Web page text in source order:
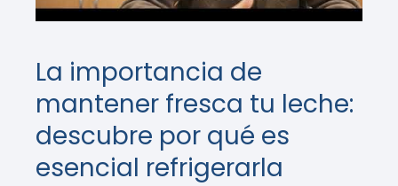
La importancia de
mantener fresca tu leche:
descubre por qué es
esencial refrigerarla